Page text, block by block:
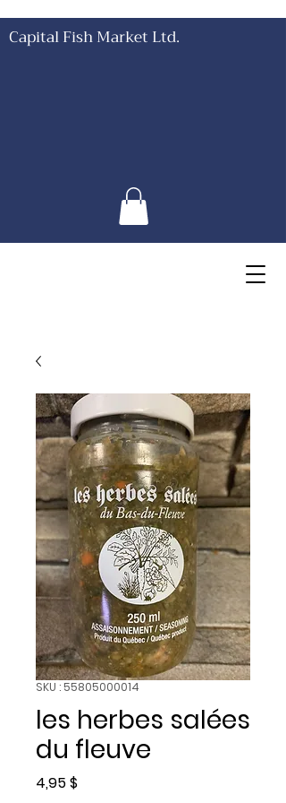
Capital Fish Market Ltd.
SKU : 55805000014
les herbes salées
du fleuve
4,95 $